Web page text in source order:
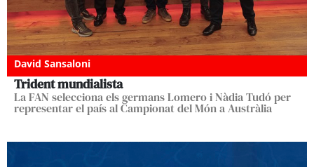
David Sansaloni
Trident mundialista
La FAN selecciona els germans Lomero i Nàdia Tudó per
representar el país al Campionat del Món a Austràlia